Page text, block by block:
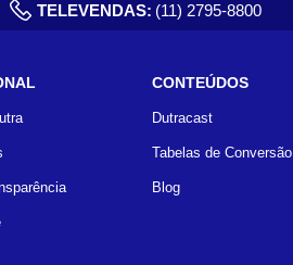
TELEVENDAS: (11) 2795-8800
CONTEÚDOS
Dutracast
Tabelas de Conversão
Blog